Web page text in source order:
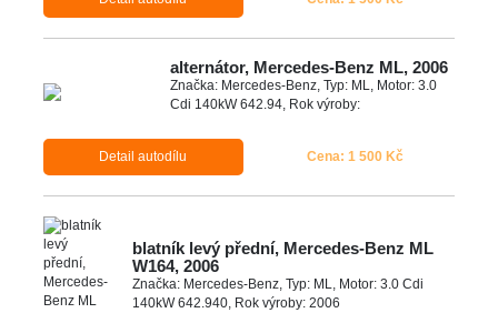
alternátor, Mercedes-Benz ML, 2006
Značka: Mercedes-Benz, Typ: ML, Motor: 3.0
Cdi 140kW 642.94, Rok výroby:
Detail autodílu Cena: 1 500 Kč
blatník levý přední, Mercedes-Benz ML
W164, 2006
Značka: Mercedes-Benz, Typ: ML, Motor: 3.0 Cdi
140kW 642.940, Rok výroby: 2006